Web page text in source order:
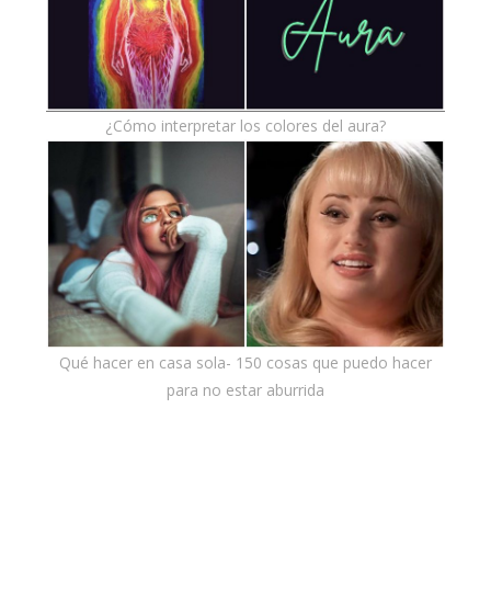
¿Cómo interpretar los colores del aura?
Qué hacer en casa sola- 150 cosas que puedo hacer
para no estar aburrida